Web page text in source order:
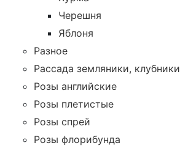
Черешня
Яблоня
Разное
Рассада земляники, клубники
Розы английские
Розы плетистые
Розы спрей
Розы флорибунда